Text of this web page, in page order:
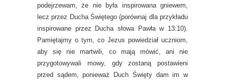
podejrzewam, że nie była inspirowana gniewem,
lecz przez Ducha Świętego (porównaj dla przykładu
inspirowane przez Ducha słowa Pawła w 13:10).
Pamiętajmy o tym, co Jezus powiedział uczniom,
aby się nie martwili, co mają mówić, ani nie
przygotowywali mowy, gdy zostaną postawieni
przed sądem, ponieważ Duch Święty dam im w